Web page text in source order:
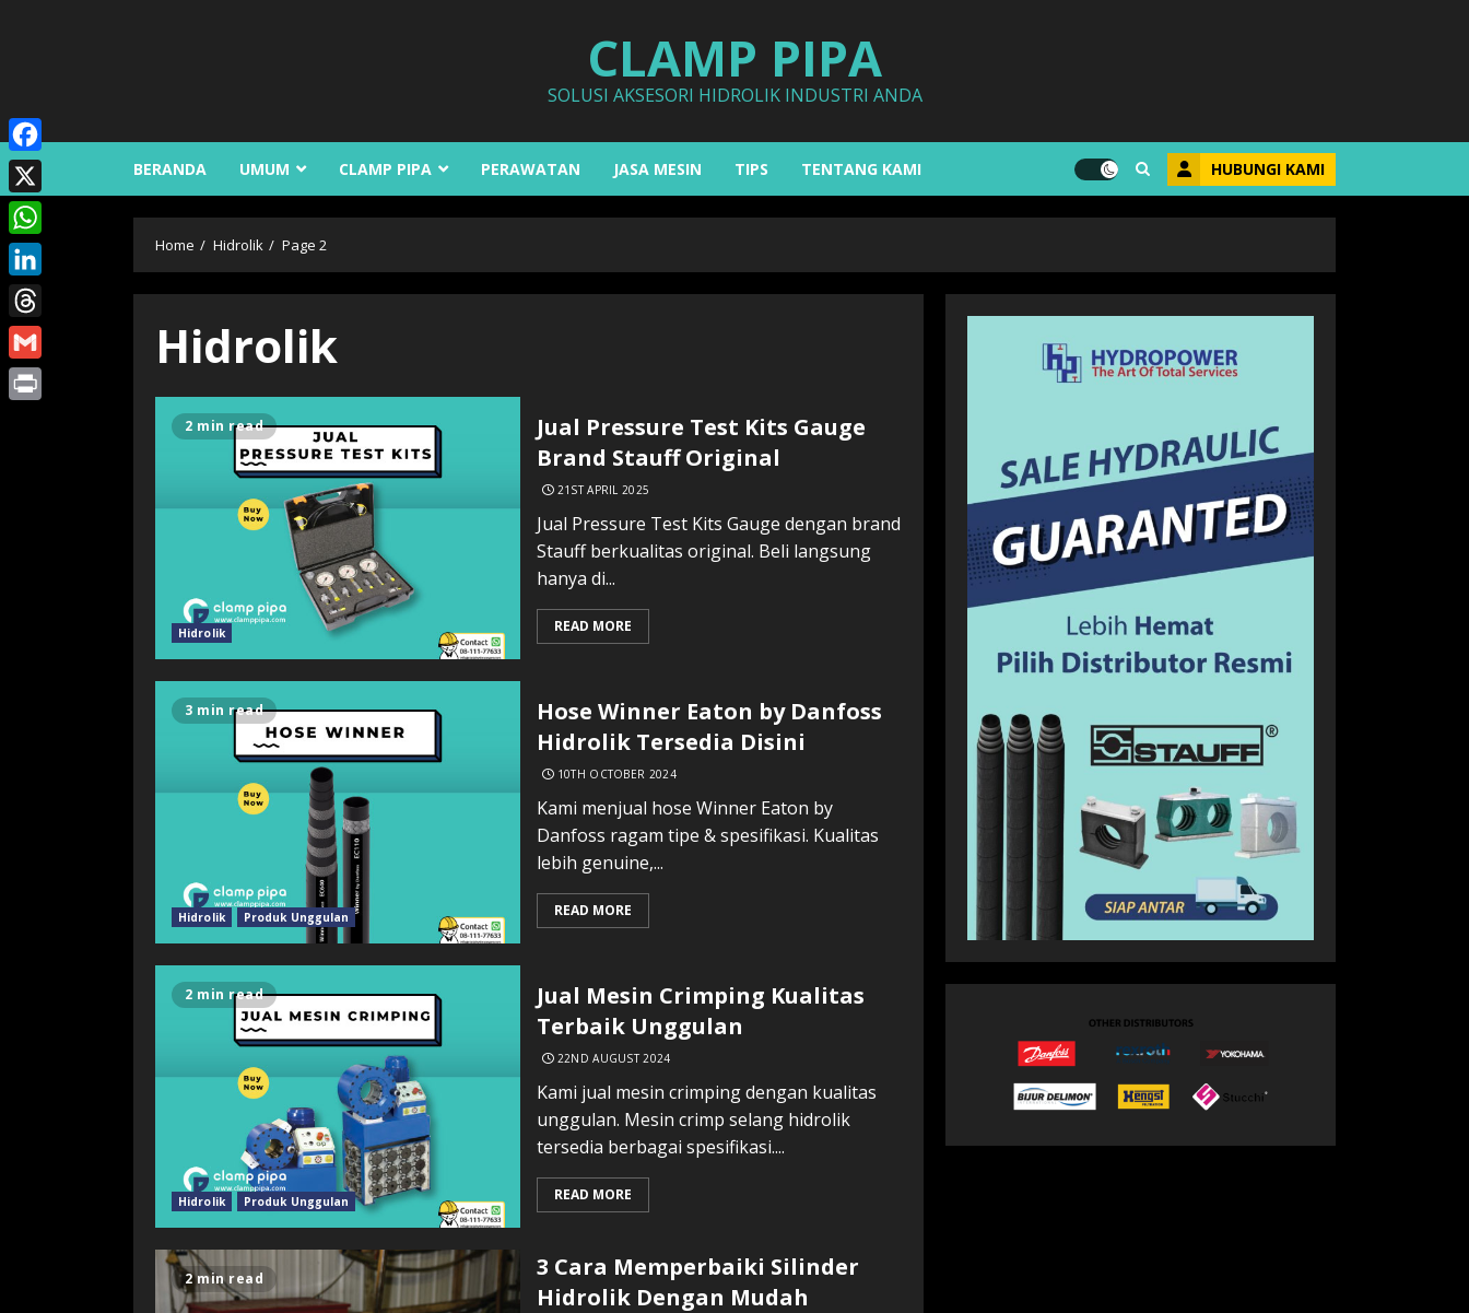
CLAMP PIPA
SOLUSI AKSESORI HIDROLIK INDUSTRI ANDA
BERANDA UMUM CLAMP PIPA PERAWATAN JASA MESIN TIPS TENTANG KAMI HUBUNGI KAMI
Home Hidrolik Page 2
Hidrolik
2 min read
Hidrolik
Jual Pressure Test Kits Gauge
Brand Stauff Original
21ST APRIL 2025
Jual Pressure Test Kits Gauge dengan brand
Stauff berkualitas original. Beli langsung
hanya di...
READ MORE
3 min read
Hidrolik Produk Unggulan
Hose Winner Eaton by Danfoss
Hidrolik Tersedia Disini
10TH OCTOBER 2024
Kami menjual hose Winner Eaton by
Danfoss ragam tipe & spesifikasi. Kualitas
lebih genuine,...
READ MORE
2 min read
Hidrolik Produk Unggulan
Jual Mesin Crimping Kualitas
Terbaik Unggulan
22ND AUGUST 2024
Kami jual mesin crimping dengan kualitas
unggulan. Mesin crimp selang hidrolik
tersedia berbagai spesifikasi....
READ MORE
2 min read
3 Cara Memperbaiki Silinder
Hidrolik Dengan Mudah
Facebook
X
WhatsApp
LinkedIn
Threads
Gmail